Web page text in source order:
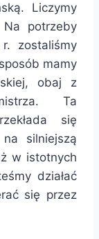
Liczymy
potrzeby
zostaliśmy
mamy
obaj z
Ta
się
silniejszą
w istotnych
działać
się przez